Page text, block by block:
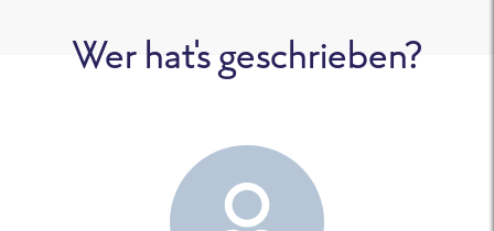
Wer hat's geschrieben?